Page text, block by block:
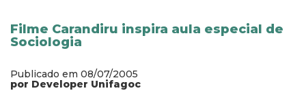
Filme Carandiru inspira aula especial de
Sociologia
Publicado em 08/07/2005
por Developer Unifagoc